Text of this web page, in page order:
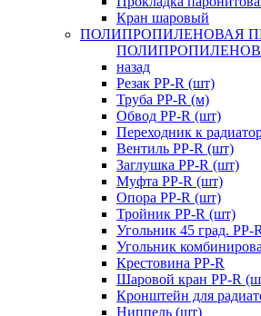
Кран шаровый
ПОЛИПРОПИЛЕНОВАЯ
назад
Резак PP-R (шт)
Труба PP-R (м)
Обвод PP-R (шт)
Переходник к
Вентиль PP-R (шт)
Заглушка PP-R (шт)
Муфта PP-R (шт)
Опора PP-R (шт)
Тройник PP-R (шт)
Угольник 45 град. PP-
Угольник
Крестовина PP-R
Шаровой кран PP-R
Кронштейн для
Ниппель (шт)